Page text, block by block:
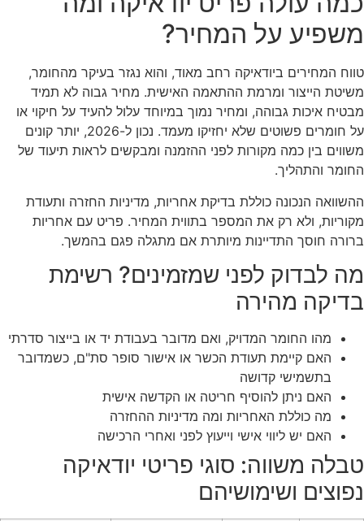
משפיע על המחיר?
טווח המחירים ביודאיקה רחב מאוד, והוא נגזר בעיקר מהחומר,
משיטת הייצור ומרמת ההתאמה האישית. מחיר גבוה לא תמיד
מבטיח איכות גבוהה, ומחיר נמוך במיוחד עלול להעיד על חיקוי או
על חומרים פשוטים שלא יחזיקו מעמד. נכון ל-2026, יותר קונים
משווים בין כמה מקורות לפני ההזמנה ומבקשים לראות תיעוד של
החומר והתהליך.
ההשוואה הנכונה כוללת בדיקת אחריות, מדיניות החזרה ותעודת
מקוריות, ולא רק את המספר בתווית המחיר. פריט עם אחריות
ברורה חוסך התדיינות מיותרת אם מתגלה פגם בהמשך.
מה לבדוק לפני שמזמינים? רשימת
בדיקה מהירה
מהו החומר המדויק, ואם מדובר בעבודת יד או בייצור סדרתי
האם קיימת תעודת הכשר או אישור סופר סת"ם, כשמדובר
בתשמישי קדושה
האם ניתן להוסיף חריטה או הקדשה אישית
מה כוללת האחריות ומה מדיניות ההחזרה
האם יש ליווי אישי וייעוץ לפני ואחרי הרכישה
טבלה משווה: סוגי פריטי יודאיקה
נפוצים ושימושיהם